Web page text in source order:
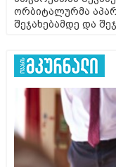
ორბიტალურმა
შეჯახებამდე და